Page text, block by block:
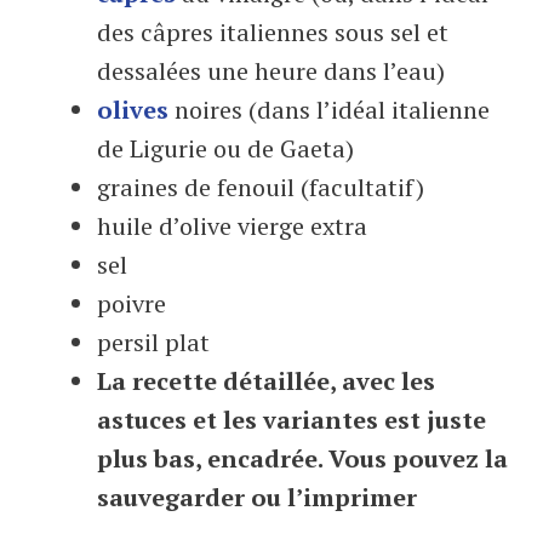
des câpres italiennes sous sel et
dessalées une heure dans l’eau)
olives noires (dans l’idéal italienne
de Ligurie ou de Gaeta)
graines de fenouil (facultatif)
huile d’olive vierge extra
sel
poivre
persil plat
La recette détaillée, avec les
astuces et les variantes est juste
plus bas, encadrée. Vous pouvez la
sauvegarder ou l’imprimer